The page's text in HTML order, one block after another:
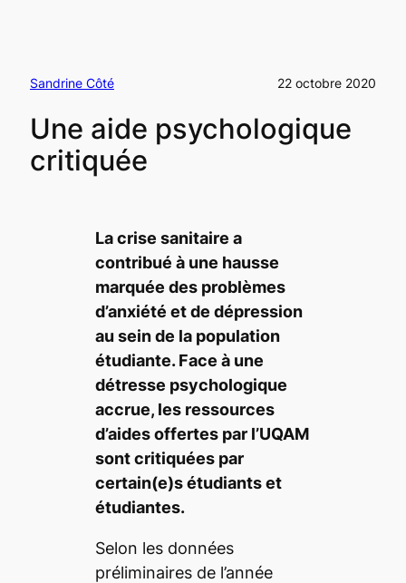
Sandrine Côté 22 octobre 2020
Une aide psychologique
critiquée
La crise sanitaire a
contribué à une hausse
marquée des problèmes
d’anxiété et de dépression
au sein de la population
étudiante. Face à une
détresse psychologique
accrue, les ressources
d’aides offertes par l’UQAM
sont critiquées par
certain(e)s étudiants et
étudiantes.
Selon les données
préliminaires de l’année